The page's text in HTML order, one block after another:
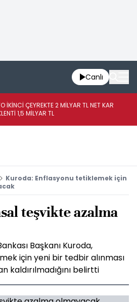
Canlı
İKİNCİ ÇEYREKTE 2 MİLYAR TL NET KAR
1,5 MİLYAR TL
Kuroda: Enflasyonu tetiklemek için
teşvikte azalma
Başkanı Kuroda,
için yeni bir tedbir alınması
kaldırılmadığını belirtti